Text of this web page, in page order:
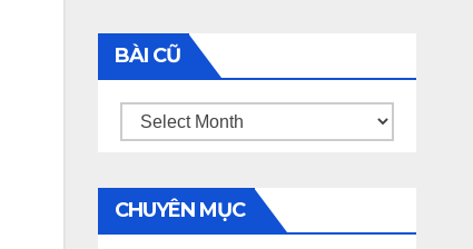
BÀI CŨ
Bài
CHUYÊN MỤC